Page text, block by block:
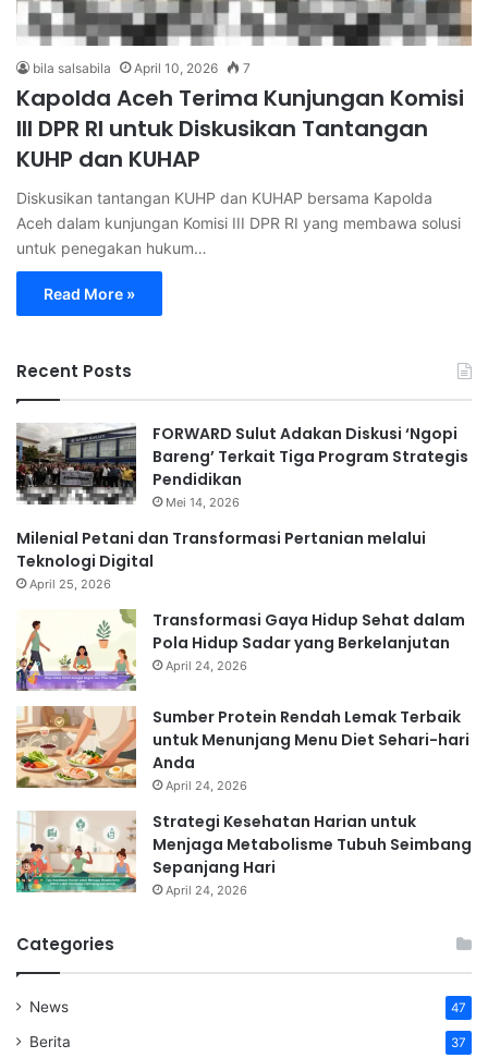
bila salsabila April 10, 2026 7
Kapolda Aceh Terima Kunjungan Komisi
III DPR RI untuk Diskusikan Tantangan
KUHP dan KUHAP
Diskusikan tantangan KUHP dan KUHAP bersama Kapolda
Aceh dalam kunjungan Komisi III DPR RI yang membawa solusi
untuk penegakan hukum…
Read More »
Recent Posts
FORWARD Sulut Adakan Diskusi ‘Ngopi
Bareng’ Terkait Tiga Program Strategis
Pendidikan
Mei 14, 2026
Milenial Petani dan Transformasi Pertanian melalui
Teknologi Digital
April 25, 2026
Transformasi Gaya Hidup Sehat dalam
Pola Hidup Sadar yang Berkelanjutan
April 24, 2026
Sumber Protein Rendah Lemak Terbaik
untuk Menunjang Menu Diet Sehari-hari
Anda
April 24, 2026
Strategi Kesehatan Harian untuk
Menjaga Metabolisme Tubuh Seimbang
Sepanjang Hari
April 24, 2026
Categories
News 47
Berita 37